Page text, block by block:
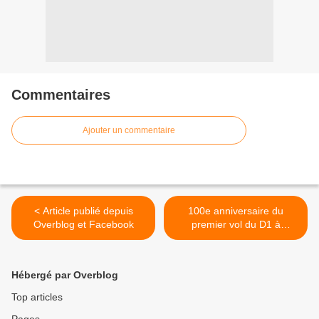
Commentaires
Ajouter un commentaire
< Article publié depuis
Overblog et Facebook
100e anniversaire du
premier vol du D1 à
Toulouse >
Hébergé par Overblog
Top articles